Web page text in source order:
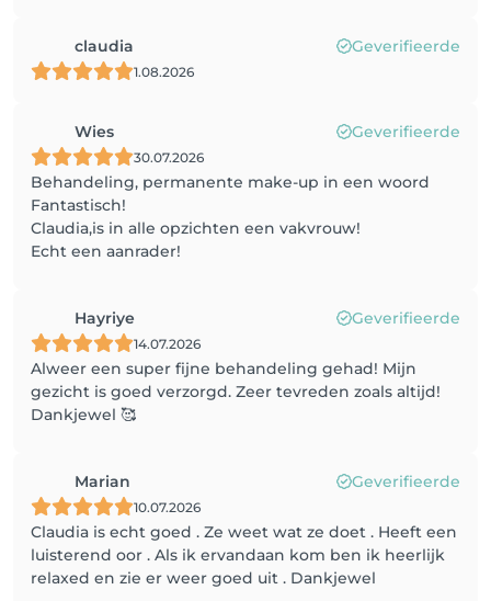
claudia Geverifieerde
1.08.2026
Wies Geverifieerde
30.07.2026
Behandeling, permanente make-up in een woord
Fantastisch!
Claudia,is in alle opzichten een vakvrouw!
Echt een aanrader!
Hayriye Geverifieerde
14.07.2026
Alweer een super fijne behandeling gehad! Mijn
gezicht is goed verzorgd. Zeer tevreden zoals altijd!
Dankjewel 🥰
Marian Geverifieerde
10.07.2026
Claudia is echt goed . Ze weet wat ze doet . Heeft een
luisterend oor . Als ik ervandaan kom ben ik heerlijk
relaxed en zie er weer goed uit . Dankjewel